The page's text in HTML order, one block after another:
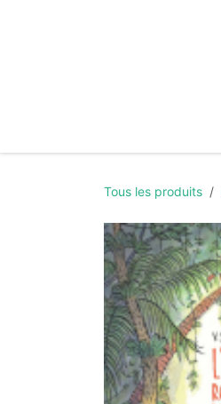
Tous les produits